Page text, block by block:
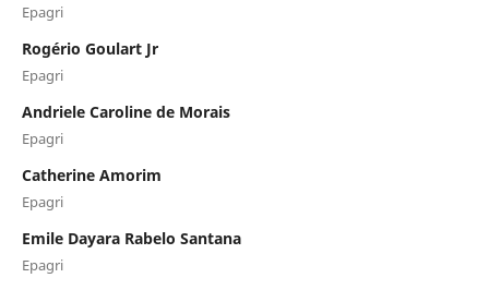
Epagri
Rogério Goulart Jr
Epagri
Andriele Caroline de Morais
Epagri
Catherine Amorim
Epagri
Emile Dayara Rabelo Santana
Epagri